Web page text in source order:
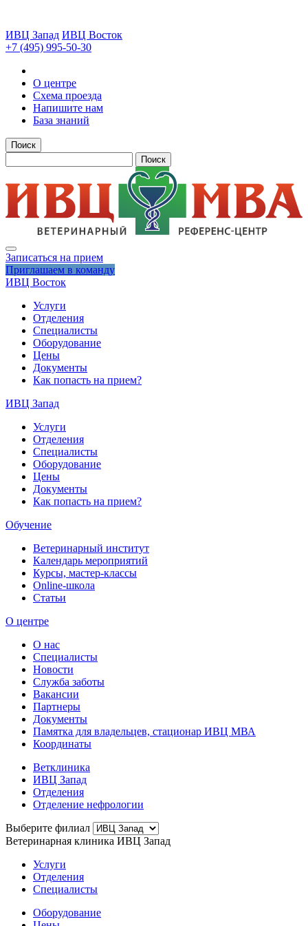
ИВЦ Запад ИВЦ Восток
+7 (495) 995-50-30
О центре
Схема проезда
Напишите нам
База знаний
Поиск
Поиск
Записаться на прием
Приглашаем в команду
ИВЦ Восток
Услуги
Отделения
Специалисты
Оборудование
Цены
Документы
Как попасть на прием?
ИВЦ Запад
Услуги
Отделения
Специалисты
Оборудование
Цены
Документы
Как попасть на прием?
Обучение
Ветеринарный институт
Календарь мероприятий
Курсы, мастер-классы
Online-школа
Статьи
О центре
О нас
Специалисты
Новости
Служба заботы
Вакансии
Партнеры
Документы
Памятка для владельцев, стационар ИВЦ МВА
Координаты
Ветклиника
ИВЦ Запад
Отделения
Отделение нефрологии
Выберите филиал
Ветеринарная клиника ИВЦ Запад
Услуги
Отделения
Специалисты
Оборудование